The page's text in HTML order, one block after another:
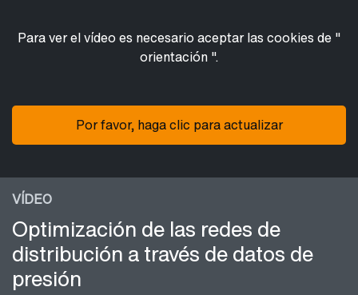
Para ver el vídeo es necesario aceptar las cookies de "
orientación ".
Por favor, haga clic para actualizar
VÍDEO
Optimización de las redes de
distribución a través de datos de
presión